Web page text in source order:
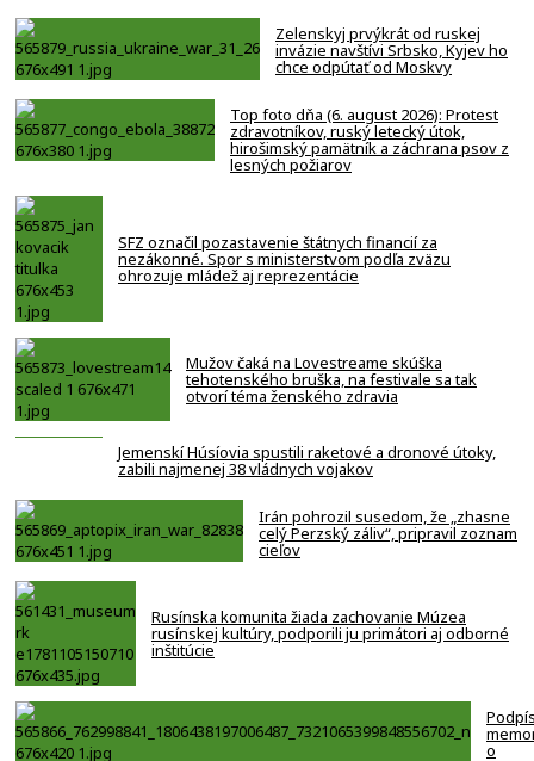
Zelenskyj prvýkrát od ruskej
invázie navštívi Srbsko, Kyjev ho
chce odpútať od Moskvy
Top foto dňa (6. august 2026): Protest
zdravotníkov, ruský letecký útok,
hirošimský pamätník a záchrana psov z
lesných požiarov
SFZ označil pozastavenie štátnych financií za
nezákonné. Spor s ministerstvom podľa zväzu
ohrozuje mládež aj reprezentácie
Mužov čaká na Lovestreame skúška
tehotenského bruška, na festivale sa tak
otvorí téma ženského zdravia
Jemenskí Húsíovia spustili raketové a dronové útoky,
zabili najmenej 38 vládnych vojakov
Irán pohrozil susedom, že „zhasne
celý Perzský záliv“, pripravil zoznam
cieľov
Rusínska komunita žiada zachovanie Múzea
rusínskej kultúry, podporili ju primátori aj odborné
inštitúcie
o